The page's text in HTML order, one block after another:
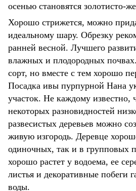
осенью становятся золотисто-
Хорошо стрижется, можно
идеальному шару. Обрезку
ранней весной. Лучшего
влажных и плодородных
сорт, но вместе с тем хорошо
Посадка ивы пурпурной Нана
участок. Не каждому
некоторых разновидностей
развесистых деревьев можно
живую изгородь. Деревце
одиночных, так и в групповых
хорошо растет у водоема, ее
листья и декоративные побеги
воды.